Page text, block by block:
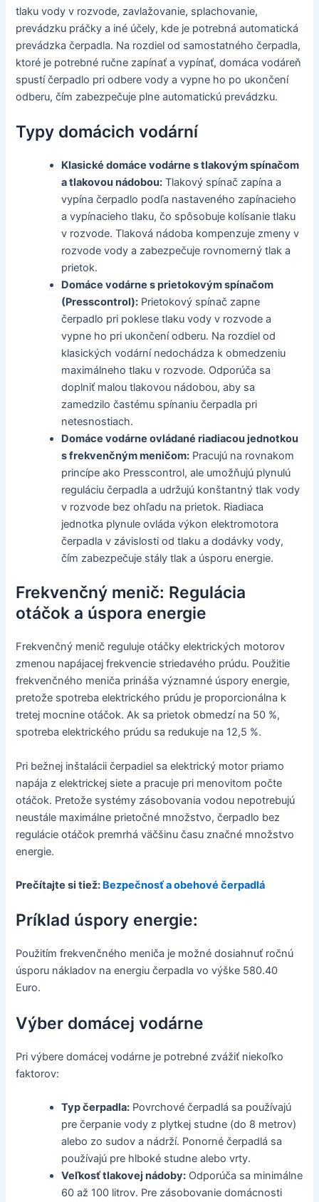
tlaku vody v rozvode, zavlažovanie, splachovanie,
prevádzku práčky a iné účely, kde je potrebná automatická
prevádzka čerpadla. Na rozdiel od samostatného čerpadla,
ktoré je potrebné ručne zapínať a vypínať, domáca vodáreň
spustí čerpadlo pri odbere vody a vypne ho po ukončení
odberu, čím zabezpečuje plne automatickú prevádzku.
Typy domácich vodární
Klasické domáce vodárne s tlakovým spínačom
a tlakovou nádobou: Tlakový spínač zapína a
vypína čerpadlo podľa nastaveného zapínacieho
a vypínacieho tlaku, čo spôsobuje kolísanie tlaku
v rozvode. Tlaková nádoba kompenzuje zmeny v
rozvode vody a zabezpečuje rovnomerný tlak a
prietok.
Domáce vodárne s prietokovým spínačom
(Presscontrol): Prietokový spínač zapne
čerpadlo pri poklese tlaku vody v rozvode a
vypne ho pri ukončení odberu. Na rozdiel od
klasických vodární nedochádza k obmedzeniu
maximálneho tlaku v rozvode. Odporúča sa
doplniť malou tlakovou nádobou, aby sa
zamedzilo častému spínaniu čerpadla pri
netesnostiach.
Domáce vodárne ovládané riadiacou jednotkou
s frekvenčným meničom: Pracujú na rovnakom
princípe ako Presscontrol, ale umožňujú plynulú
reguláciu čerpadla a udržujú konštantný tlak vody
v rozvode bez ohľadu na prietok. Riadiaca
jednotka plynule ovláda výkon elektromotora
čerpadla v závislosti od tlaku a dodávky vody,
čím zabezpečuje stály tlak a úsporu energie.
Frekvenčný menič: Regulácia
otáčok a úspora energie
Frekvenčný menič reguluje otáčky elektrických motorov
zmenou napájacej frekvencie striedavého prúdu. Použitie
frekvenčného meniča prináša významné úspory energie,
pretože spotreba elektrického prúdu je proporcionálna k
tretej mocnine otáčok. Ak sa prietok obmedzí na 50 %,
spotreba elektrického prúdu sa redukuje na 12,5 %.
Pri bežnej inštalácii čerpadiel sa elektrický motor priamo
napája z elektrickej siete a pracuje pri menovitom počte
otáčok. Pretože systémy zásobovania vodou nepotrebujú
neustále maximálne prietočné množstvo, čerpadlo bez
regulácie otáčok premrhá väčšinu času značné množstvo
energie.
Prečítajte si tiež: Bezpečnosť a obehové čerpadlá
Príklad úspory energie:
Použitím frekvenčného meniča je možné dosiahnuť ročnú
úsporu nákladov na energiu čerpadla vo výške 580.40
Euro.
Výber domácej vodárne
Pri výbere domácej vodárne je potrebné zvážiť niekoľko
faktorov:
Typ čerpadla: Povrchové čerpadlá sa používajú
pre čerpanie vody z plytkej studne (do 8 metrov)
alebo zo sudov a nádrží. Ponorné čerpadlá sa
používajú pre hlboké studne alebo vrty.
Veľkosť tlakovej nádoby: Odporúča sa minimálne
60 až 100 litrov. Pre zásobovanie domácnosti